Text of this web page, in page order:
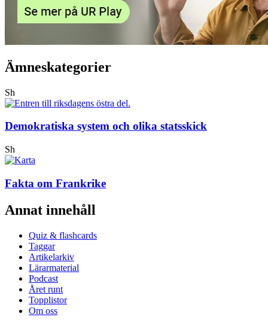
Ämneskategorier
Sh
Demokratiska system och olika statsskick
Sh
Fakta om Frankrike
Annat innehåll
Quiz & flashcards
Taggar
Artikelarkiv
Lärarmaterial
Podcast
Året runt
Topplistor
Om oss